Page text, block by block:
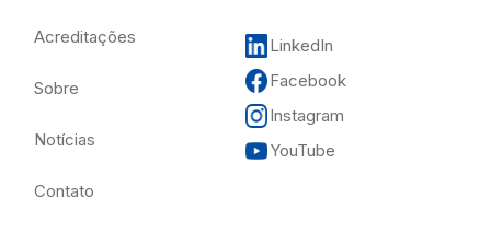
Acreditações
Sobre
Notícias
Contato
LinkedIn
Facebook
Instagram
YouTube